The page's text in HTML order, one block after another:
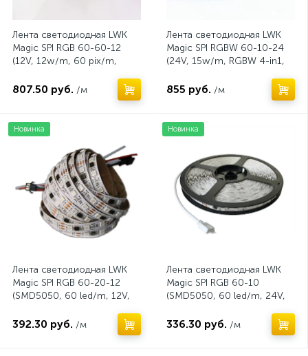
Лента светодиодная LWK
Magic SPI RGB 60-60-12
(12V, 12w/m, 60 pix/m,
807.50 руб. /м
Лента светодиодная LWK
Magic SPI RGBW 60-10-24
(24V, 15w/m, RGBW 4-in1,
катушка 10 метров)
855 руб. /м
Новинка
Лента светодиодная LWK
Magic SPI RGB 60-20-12
(SMD5050, 60 led/m, 12V,
392.30 руб. /м
Новинка
Лента светодиодная LWK
Magic SPI RGB 60-10
(SMD5050, 60 led/m, 24V,
336.30 руб. /м